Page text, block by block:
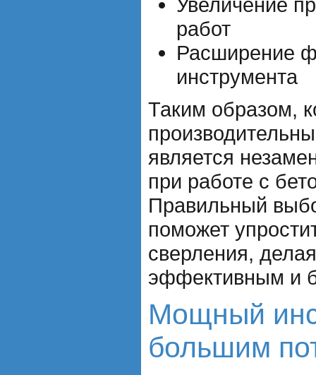
работ
Расширение
инструмента
Таким образом,
является
при работе с
Правильный
поможет
сверления,
эффективным и
Мощный
большим